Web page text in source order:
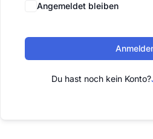
Angemeldet bleiben
Du hast noch kein Konto?